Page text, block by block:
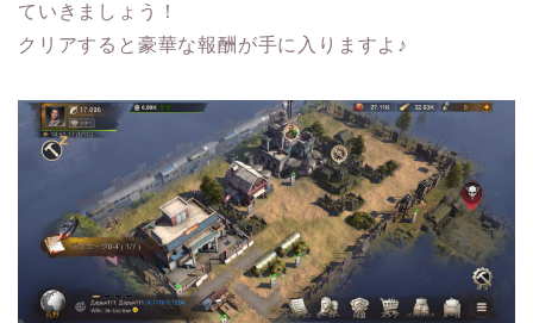
ていきましょう！
クリアすると豪華な報酬が手に入りますよ♪